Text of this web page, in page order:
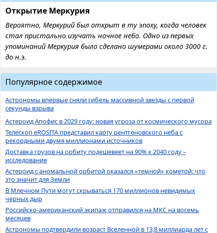
Открытие Меркурия
Вероятно, Меркурий был открыт в ту эпоху, когда человек
стал пристально изучать ночное небо. Одно из первых
упоминаний Меркурия было сделано шумерами около 3000 г.
до н.э.
Популярное содержимое
Астрономы впервые сняли гибель массивной звезды с первой
секунды взрыва
Астероид Апофис в 2029 году: новая угроза от космического мусора
Телескоп eROSITA представил карту рентгеновского неба с
рекордными двумя миллионами источников
Доставка грузов на орбиту подешевеет на 90% к 2040 году –
исследование
Астероид с аномальной орбитой оказался «темной» кометой: что
это значит для Земли
В Млечном Пути могут скрываться 170 миллионов невидимых
черных дыр
Российско-американский экипаж отправился на МКС на восемь
месяцев
Астрономы подтвердили возраст Вселенной в 13,8 миллиарда лет с